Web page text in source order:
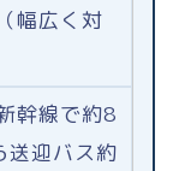
幅広く対
幹線で約8
送迎バス約